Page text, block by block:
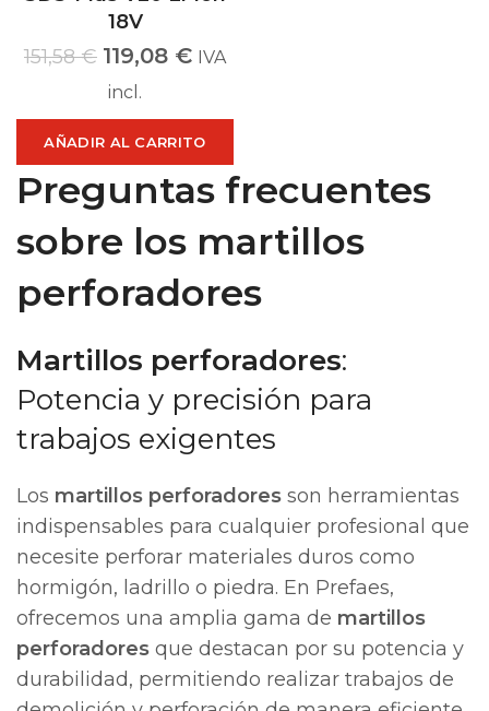
18V
151,58€ 119,08 € IVA
incl.
AÑADIR AL CARRITO
Preguntas frecuentes
sobre los martillos
perforadores
Martillos perforadores:
Potencia y precisión para
trabajos exigentes
Los martillos perforadores son herramientas
indispensables para cualquier profesional que
necesite perforar materiales duros como
hormigón, ladrillo o piedra. En Prefaes,
ofrecemos una amplia gama de martillos
perforadores que destacan por su potencia y
durabilidad, permitiendo realizar trabajos de